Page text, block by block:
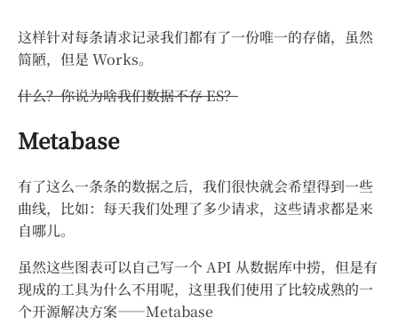
这样针对每条请求记录我们都有了一份唯一的存储，虽然
简陋，但是 Works。
什么？你说为啥我们数据不存 ES？
Metabase
有了这么一条条的数据之后，我们很快就会希望得到一些
曲线，比如：每天我们处理了多少请求，这些请求都是来
自哪儿。
虽然这些图表可以自己写一个 API 从数据库中捞，但是有
现成的工具为什么不用呢，这里我们使用了比较成熟的一
个开源解决方案——Metabase